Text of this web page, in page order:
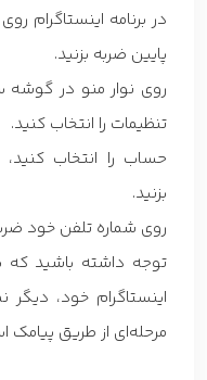
در برنامه
پایین ضربه بزنید.
روی نوار منو در
تنظیمات را انتخاب کنید.
حساب را انتخاب
بزنید.
روی شماره تلفن خود
توجه داشته باشید
اینستاگرام خود، دیگر
مرحله‌ای از طریق پیامک